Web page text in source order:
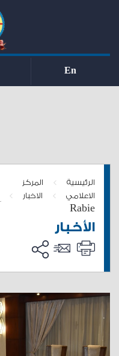
En
الرئيسية >
المركز
الاعلامي
> الاخبار >
Rabie
الأخبار